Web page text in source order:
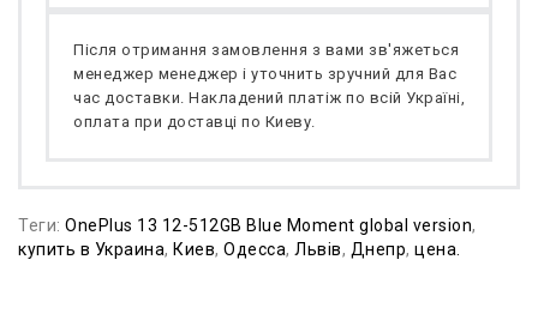
Після отримання замовлення з вами зв'яжеться
менеджер менеджер і уточнить зручний для Вас
час доставки. Накладений платіж по всій Україні,
оплата при доставці по Киеву.
Теги: OnePlus 13 12-512GB Blue Moment global version,
купить в Украина, Киев, Одесса, Львів, Днепр, цена.